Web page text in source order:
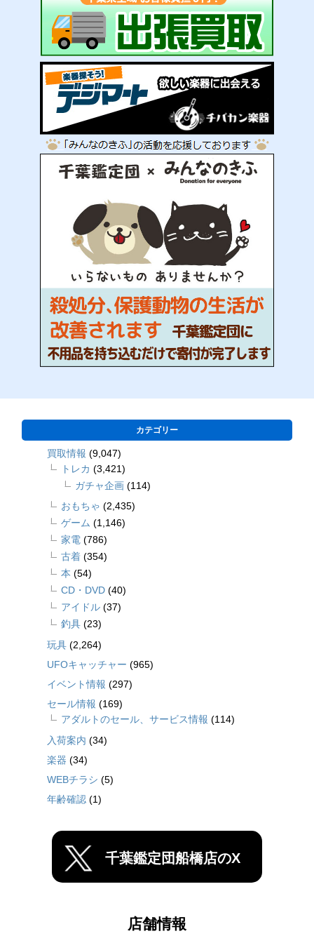
カテゴリー
買取情報 (9,047)
トレカ (3,421)
ガチャ企画 (114)
おもちゃ (2,435)
ゲーム (1,146)
家電 (786)
古着 (354)
本 (54)
CD・DVD (40)
アイドル (37)
釣具 (23)
玩具 (2,264)
UFOキャッチャー (965)
イベント情報 (297)
セール情報 (169)
アダルトのセール、サービス情報 (114)
入荷案内 (34)
楽器 (34)
WEBチラシ (5)
年齢確認 (1)
千葉鑑定団船橋店のX
店舗情報